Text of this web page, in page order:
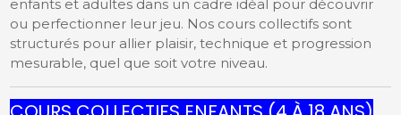
enfants et adultes dans un cadre idéal pour découvrir
ou perfectionner leur jeu. Nos cours collectifs sont
structurés pour allier plaisir, technique et progression
mesurable, quel que soit votre niveau.